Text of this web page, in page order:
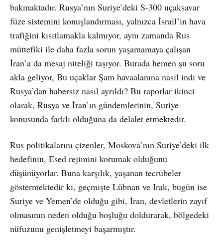
bakmaktadır. Rusya’nın Suriye’deki S-300 uçaksavar
füze sistemini konuşlandırması, yalnızca İsrail’in hava
trafiğini kısıtlamakla kalmıyor, aynı zamanda Rus
müttefiki ile daha fazla sorun yaşamamaya çalışan
İran’a da mesaj niteliği taşıyor. Burada hemen şu soru
akla geliyor, Bu uçaklar Şam havaalanına nasıl indi ve
Rusya’dan habersiz nasıl ayrıldı? Bu raporlar ikinci
olarak, Rusya ve İran’ın gündemlerinin, Suriye
konusunda farklı olduğuna da delalet etmektedir.
Rus politikalarını çizenler, Moskova’nın Suriye’deki ilk
hedefinin, Esed rejimini korumak olduğunu
düşünüyorlar. Buna karşılık, yaşanan tecrübeler
göstermektedir ki, geçmişte Lübnan ve Irak, bugün ise
Suriye ve Yemen’de olduğu gibi, İran, devletlerin zayıf
olmasının neden olduğu boşluğu doldurarak, bölgedeki
nüfuzunu genişletmeyi başarmıştır.